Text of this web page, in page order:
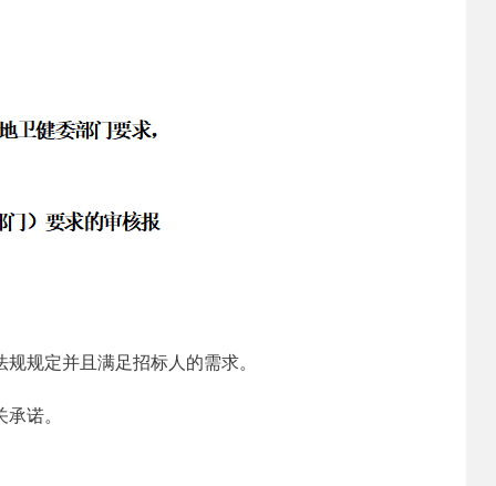
规定并且满足招标人的需求。
诺。